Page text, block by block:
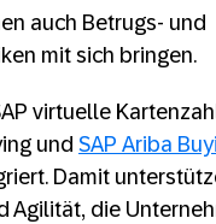
auch Betrugs- und
mit sich bringen.
virtuelle
und SAP Ariba
Damit
Agilität, die